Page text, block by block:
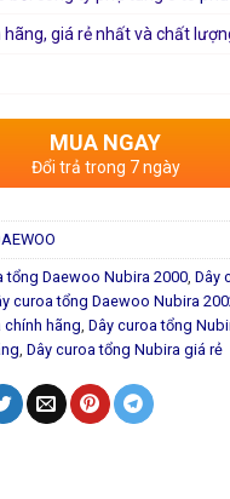
hãng, giá rẻ nhất và chất
MUA NGAY
Đổi trả trong 7 ngày
tổng Daewoo Nubira 2000 Dây
curoa tổng Daewoo Nubira
hãng Dây curoa tổng
Dây curoa tổng Nubira giá rẻ